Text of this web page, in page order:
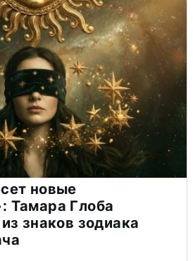
новые
Тамара Глоба
знаков зодиака